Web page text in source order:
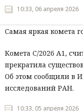
10:33, 06 апреля 2026
Самая яркая комета
Комета C/2026 A1,
прекратила
Об этом сообщили в
исследований РАН.
10:33, 05 апреля 2026